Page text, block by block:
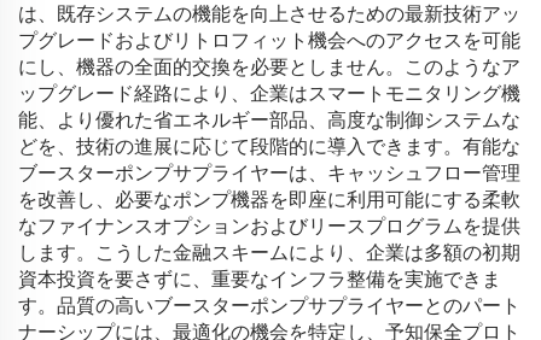
は、既存システムの機能を向上させるための最新技術アッ
プグレードおよびリトロフィット機会へのアクセスを可能
にし、機器の全面的交換を必要としません。このようなア
ップグレード経路により、企業はスマートモニタリング機
能、より優れた省エネルギー部品、高度な制御システムな
どを、技術の進展に応じて段階的に導入できます。有能な
ブースターポンプサプライヤーは、キャッシュフロー管理
を改善し、必要なポンプ機器を即座に利用可能にする柔軟
なファイナンスオプションおよびリースプログラムを提供
します。こうした金融スキームにより、企業は多額の初期
資本投資を要さずに、重要なインフラ整備を実施できま
す。品質の高いブースターポンプサプライヤーとのパート
ナーシップには、最適化の機会を特定し、予知保全プロト